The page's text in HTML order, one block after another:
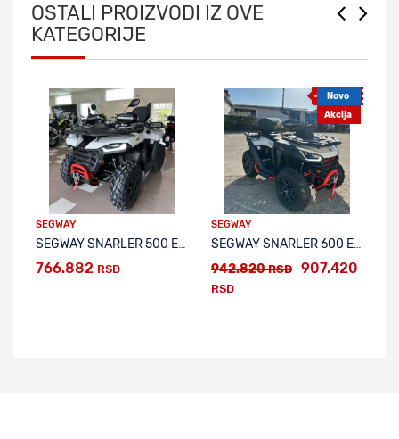
OSTALI PROIZVODI IZ OVE
KATEGORIJE
SEGWAY
SEGWAY SNARLER 500 EPS
766.882 RSD
Novo
Akcija
SEGWAY
SEGWAY SNARLER 600 EPS FULL EQUIPPED
942.820RSD 907.420
RSD